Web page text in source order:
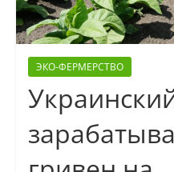
ЭКО-ФЕРМЕРСТВО